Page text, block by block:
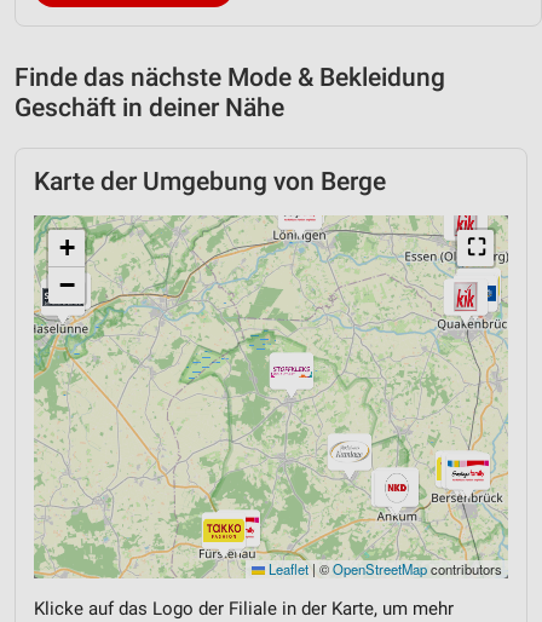
Finde das nächste Mode & Bekleidung
Geschäft in deiner Nähe
Karte der Umgebung von Berge
⛶
+
−
Leaflet | ©OpenStreetMapcontributors
Klicke auf das Logo der Filiale in der Karte, um mehr